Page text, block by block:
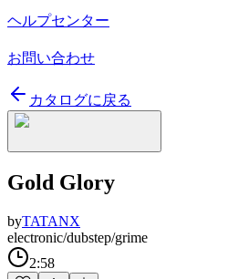
ヘルプセンター
お問い合わせ
カタログに戻る
Gold Glory
byTATANX
electronic/dubstep/grime
2:58